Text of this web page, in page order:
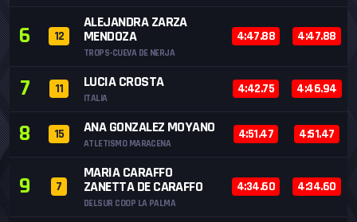
6 12
ALEJANDRA ZARZA
MENDOZA
TROPS-CUEVA DE NERJA
4:47.88 4:47.88
7 11 LUCIA CROSTA
ITALIA
4:42.75 4:46.94
8 15 ANA GONZALEZ MOYANO
ATLETISMO MARACENA
4:51.47 4:51.47
9 7
MARIA CARAFFO
ZANETTA DE CARAFFO
DELSUR COOP LA PALMA
4:34.60 4:34.60